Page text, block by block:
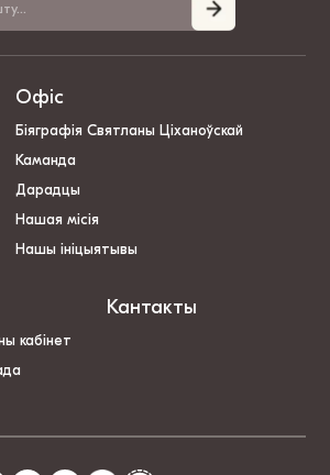
Офіс
Біяграфія Святланы Ціханоўскай
Каманда
Дарадцы
Нашая місія
Нашы ініцыятывы
кабінет
Кантакты